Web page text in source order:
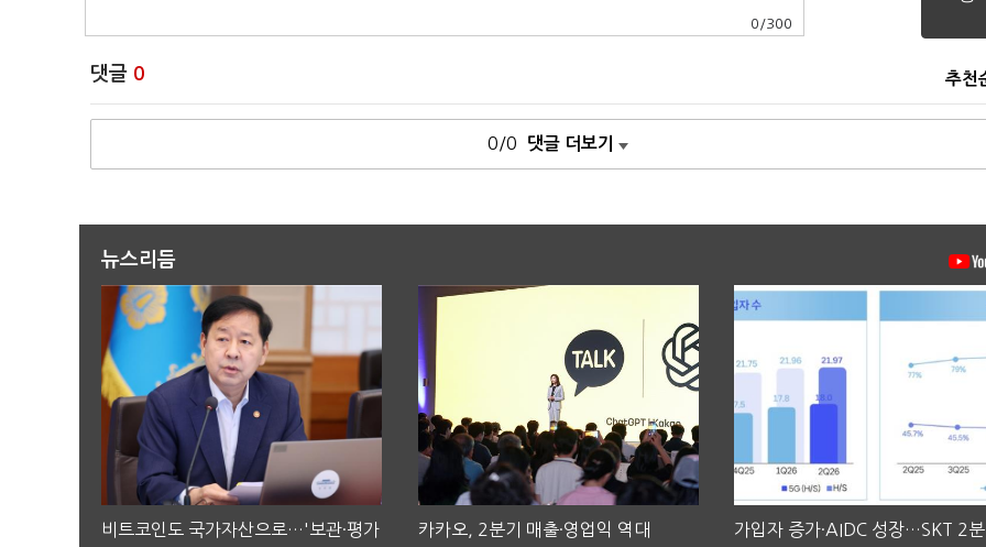
0 /300
댓글 0 추천
0/0 댓글 더보기
뉴스리듬
비트코인도 국가자산으로…'보관·평가
카카오, 2분기 매출·영업익 역대
가입자 증가·AIDC 성장…SKT 2